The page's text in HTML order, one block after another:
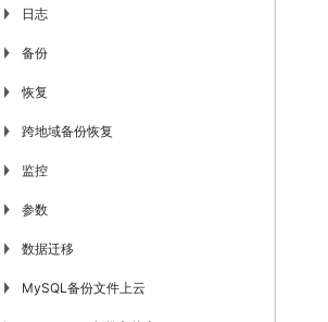
▶ 日志
▶ 备份
▶ 恢复
▶ 跨地域备份恢复
▶ 监控
▶ 参数
▶ 数据迁移
▶ MySQL备份文件上云